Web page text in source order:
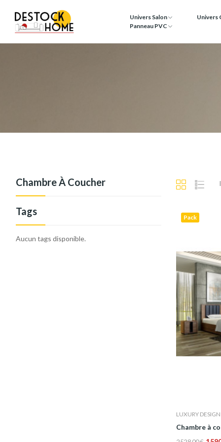
Univers Salon
Univers
Panneau PVC
Chambre À Coucher
Tags
Aucun tags disponible.
Pack
LUXURY
Chambre à